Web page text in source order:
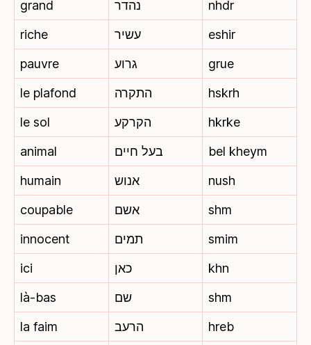
grand נהדר
nhdr
riche
עשיר
eshir
pauvre
גרוע
grue
le plafond
התקרה
hskrh
le sol
הקרקע
hkrke
animal
בעל חיים
bel kheym
humain
אנוש
nush
coupable
אשם
shm
innocent
תמים
smim
ici
כאן
khn
là-bas
שם
shm
la faim
הרעב
hreb